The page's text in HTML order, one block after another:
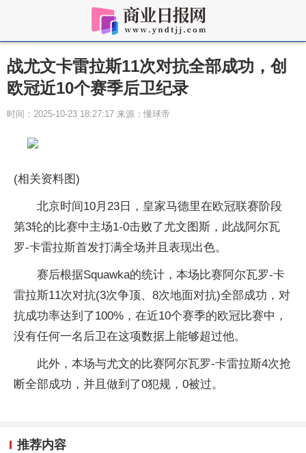
战尤文卡雷拉斯11次对抗全部成功，创
欧冠近10个赛季后卫纪录
时间：2025-10-23 18:27:17 来源：懂球帝
(相关资料图)
北京时间10月23日，皇家马德里在欧冠联赛阶段
第3轮的比赛中主场1-0击败了尤文图斯，此战阿尔瓦
罗-卡雷拉斯首发打满全场并且表现出色。
赛后根据Squawka的统计，本场比赛阿尔瓦罗-卡
雷拉斯11次对抗(3次争顶、8次地面对抗)全部成功，对
抗成功率达到了100%，在近10个赛季的欧冠比赛中，
没有任何一名后卫在这项数据上能够超过他。
此外，本场与尤文的比赛阿尔瓦罗-卡雷拉斯4次抢
断全部成功，并且做到了0犯规，0被过。
推荐内容